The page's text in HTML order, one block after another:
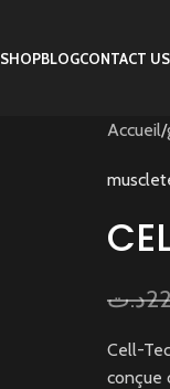
SHOPBLOGCONTACT US
Accueil/
د.ت
Cell-
conçue